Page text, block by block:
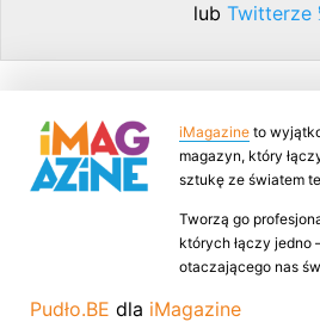
lub Twitterze
iMagazine to
magazyn, który
sztukę ze światem
Tworzą go
których łączy jedno
otaczającego nas
Pudło.BE dla iMagazine